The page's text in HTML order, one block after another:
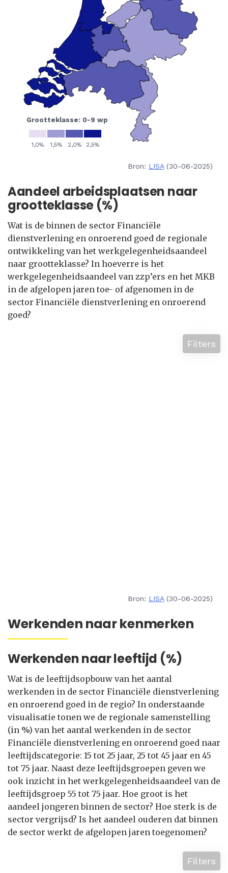
Bron: LISA(30-06-2025)
Aandeel arbeidsplaatsen naar
grootteklasse (%)
Wat is de binnen de sector Financiële
dienstverlening en onroerend goed de regionale
ontwikkeling van het werkgelegenheidsaandeel
naar grootteklasse? In hoeverre is het
werkgelegenheidsaandeel van zzp’ers en het MKB
in de afgelopen jaren toe- of afgenomen in de
sector Financiële dienstverlening en onroerend
goed?
Filters
Bron: LISA(30-06-2025)
Werkenden naar kenmerken
Werkenden naar leeftijd (%)
Wat is de leeftijdsopbouw van het aantal
werkenden in de sector Financiële dienstverlening
en onroerend goed in de regio? In onderstaande
visualisatie tonen we de regionale samenstelling
(in %) van het aantal werkenden in de sector
Financiële dienstverlening en onroerend goed naar
leeftijdscategorie: 15 tot 25 jaar, 25 tot 45 jaar en 45
tot 75 jaar. Naast deze leeftijdsgroepen geven we
ook inzicht in het werkgelegenheidsaandeel van de
leeftijdsgroep 55 tot 75 jaar. Hoe groot is het
aandeel jongeren binnen de sector? Hoe sterk is de
sector vergrijsd? Is het aandeel ouderen dat binnen
de sector werkt de afgelopen jaren toegenomen?
Filters